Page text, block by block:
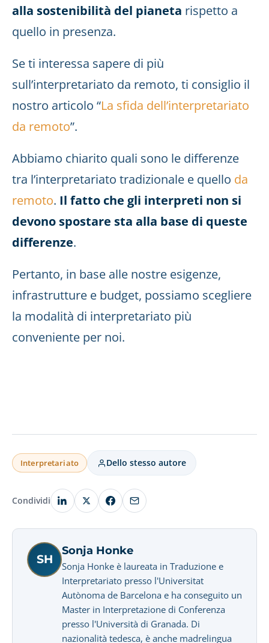
alla sostenibilità del pianeta rispetto a
quello in presenza.
Se ti interessa sapere di più
sull’interpretariato da remoto, ti consiglio il
nostro articolo “La sfida dell’interpretariato
da remoto”.
Abbiamo chiarito quali sono le differenze
tra l’interpretariato tradizionale e quello da
remoto. Il fatto che gli interpreti non si
devono spostare sta alla base di queste
differenze.
Pertanto, in base alle nostre esigenze,
infrastrutture e budget, possiamo scegliere
la modalità di interpretariato più
conveniente per noi.
Interpretariato Dello stesso autore
Condividi
SH
Sonja Honke
Sonja Honke è laureata in Traduzione e
Interpretariato presso l'Universitat
Autònoma de Barcelona e ha conseguito un
Master in Interpretazione di Conferenza
presso l'Università di Granada. Di
nazionalità tedesca, è anche madrelingua